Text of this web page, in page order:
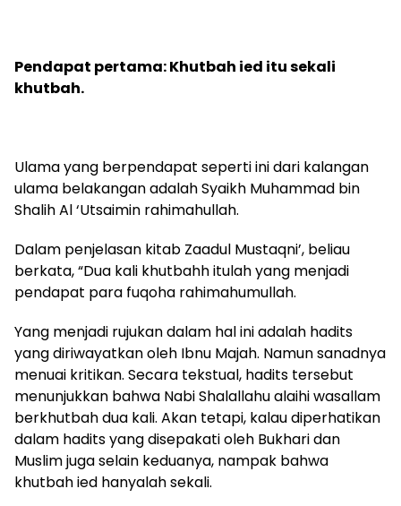
Pendapat pertama: Khutbah ied itu sekali
khutbah.
Ulama yang berpendapat seperti ini dari kalangan
ulama belakangan adalah Syaikh Muhammad bin
Shalih Al ‘Utsaimin rahimahullah.
Dalam penjelasan kitab Zaadul Mustaqni’, beliau
berkata, “Dua kali khutbahh itulah yang menjadi
pendapat para fuqoha rahimahumullah.
Yang menjadi rujukan dalam hal ini adalah hadits
yang diriwayatkan oleh Ibnu Majah. Namun sanadnya
menuai kritikan. Secara tekstual, hadits tersebut
menunjukkan bahwa Nabi Shalallahu alaihi wasallam
berkhutbah dua kali. Akan tetapi, kalau diperhatikan
dalam hadits yang disepakati oleh Bukhari dan
Muslim juga selain keduanya, nampak bahwa
khutbah ied hanyalah sekali.